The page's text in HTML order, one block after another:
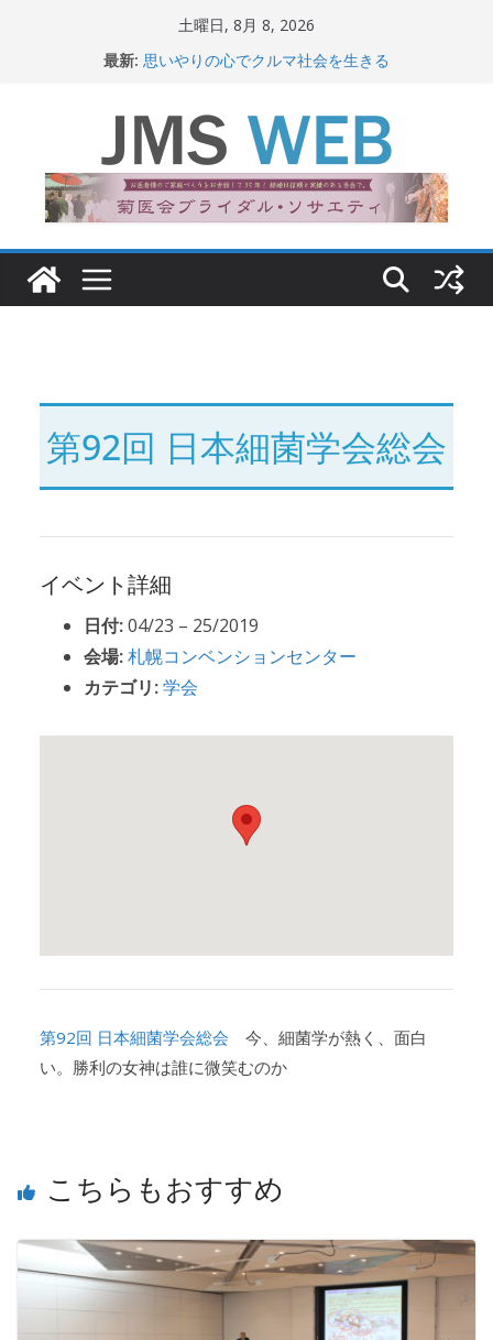
ッ
土曜日, 8月 8, 2026
最新: 思いやりの心でクルマ社会を生きる
関東大震災から100 年
新生ニッポン！
第92回 日本細菌学会総会
イベント詳細
日付:04/23 – 25/2019
会場:札幌コンベンションセンター
カテゴリ:学会
第92回 日本細菌学会総会 今、細菌学が熱く、面白
い。勝利の女神は誰に微笑むのか
こちらもおすすめ